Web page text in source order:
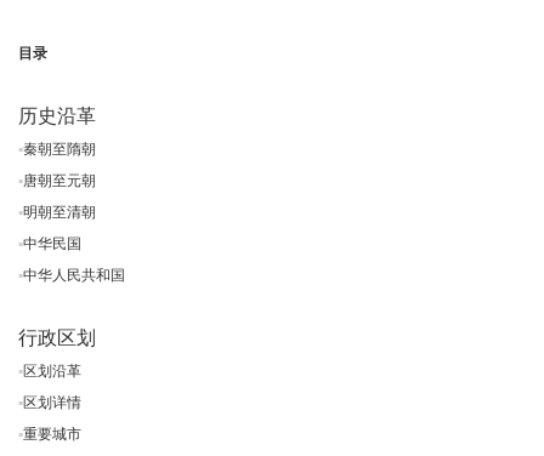
目录
历史沿革
▪秦朝至隋朝
▪唐朝至元朝
▪明朝至清朝
▪中华民国
▪中华人民共和国
行政区划
▪区划沿革
▪区划详情
▪重要城市